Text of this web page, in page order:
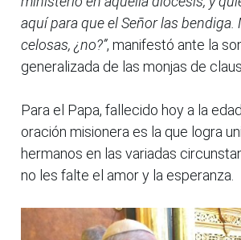
aquí para que el Señor las bendiga.
celosas, ¿no?”, manifestó ante la
generalizada de las monjas de
Para el Papa, fallecido hoy a la
oración misionera es la que logra
hermanos en las variadas
no les falte el amor y la esperanza.